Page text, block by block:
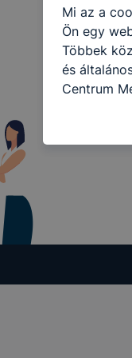
Mi az a
Ön egy
Többek
és
Centrum
célokból
a
használja
általában